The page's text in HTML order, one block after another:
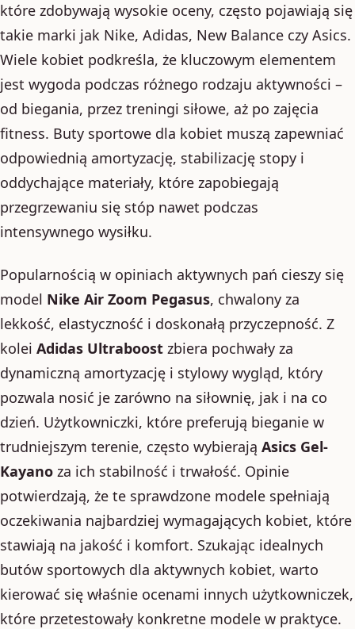
które zdobywają wysokie oceny, często pojawiają się
takie marki jak Nike, Adidas, New Balance czy Asics.
Wiele kobiet podkreśla, że kluczowym elementem
jest wygoda podczas różnego rodzaju aktywności –
od biegania, przez treningi siłowe, aż po zajęcia
fitness. Buty sportowe dla kobiet muszą zapewniać
odpowiednią amortyzację, stabilizację stopy i
oddychające materiały, które zapobiegają
przegrzewaniu się stóp nawet podczas
intensywnego wysiłku.
Popularnością w opiniach aktywnych pań cieszy się
model Nike Air Zoom Pegasus, chwalony za
lekkość, elastyczność i doskonałą przyczepność. Z
kolei Adidas Ultraboost zbiera pochwały za
dynamiczną amortyzację i stylowy wygląd, który
pozwala nosić je zarówno na siłownię, jak i na co
dzień. Użytkowniczki, które preferują bieganie w
trudniejszym terenie, często wybierają Asics Gel-
Kayano za ich stabilność i trwałość. Opinie
potwierdzają, że te sprawdzone modele spełniają
oczekiwania najbardziej wymagających kobiet, które
stawiają na jakość i komfort. Szukając idealnych
butów sportowych dla aktywnych kobiet, warto
kierować się właśnie ocenami innych użytkowniczek,
które przetestowały konkretne modele w praktyce.